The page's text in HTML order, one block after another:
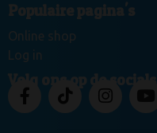
Populaire pagina's
Online shop
Log in
Volg ons op de socials